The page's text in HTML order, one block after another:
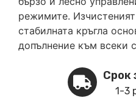
режимите.
стабилната кръгла
допълнение към всеки
Срок
1-3